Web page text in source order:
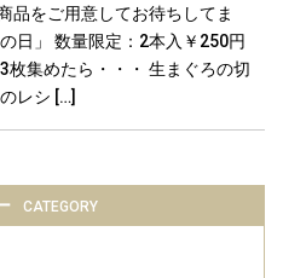
品をご用意してお待ちしてま
日」 数量限定：2本入￥250円
枚集めたら・・・ 生まぐろの切
レシ […]
CATEGORY